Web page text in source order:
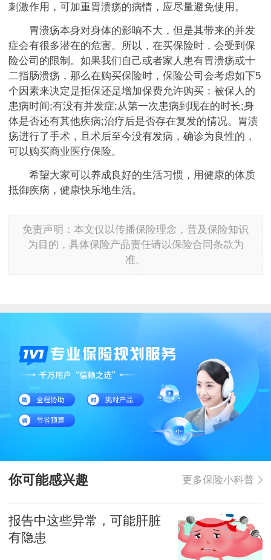
刺激作用，可加重胃溃疡的病情，应尽量避免使用。
胃溃疡本身对身体的影响不大，但是其带来的并发
症会有很多潜在的危害。所以，在买保险时，会受到保
险公司的限制。如果我们自己或者家人患有胃溃疡或十
二指肠溃疡，那么在购买保险时，保险公司会考虑如下5
个因素来决定是拒保还是增加保费允许购买：被保人的
患病时间;有没有并发症;从第一次患病到现在的时长;身
体是否还有其他疾病;治疗后是否存在复发的情况。胃溃
疡进行了手术，且术后至今没有发病，确诊为良性的，
可以购买商业医疗保险。
希望大家可以养成良好的生活习惯，用健康的体质
抵御疾病，健康快乐地生活。
免责声明：本文仅以传播保险理念，普及保险知识
为目的，具体保险产品责任请以保险合同条款为
准。
你可能感兴趣 更多保险小科普
报告中这些异常，可能肝脏
有隐患